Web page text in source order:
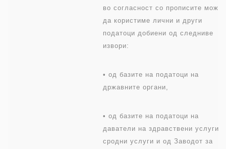
во согласност со прописите може
да користиме лични и други
податоци добиени од следниве
извори:
• од базите на податоци на
државните органи,
• од базите на податоци на
даватели на здравствени услуги и
сродни услуги и од Заводот за